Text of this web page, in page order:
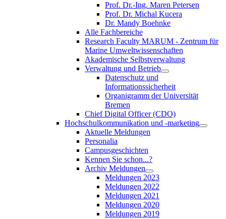
Prof. Dr.-Ing. Maren Petersen
Prof. Dr. Michal Kucera
Dr. Mandy Boehnke
Alle Fachbereiche
Research Faculty MARUM - Zentrum für
Marine Umweltwissenschaften
Akademische Selbstverwaltung
Verwaltung und Betrieb
Datenschutz und
Informationssicherheit
Organigramm der Universität
Bremen
Chief Digital Officer (CDO)
Hochschulkommunikation und -marketing
Aktuelle Meldungen
Personalia
Campusgeschichten
Kennen Sie schon...?
Archiv Meldungen
Meldungen 2023
Meldungen 2022
Meldungen 2021
Meldungen 2020
Meldungen 2019